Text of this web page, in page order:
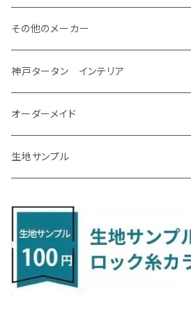
クラウン・マジェスタ
グランエース
コペン
サイ（ＳＡＩ）
H24/4～ 50系後期/160系
シエンタ
H15/9～ 6・7人乗
スープラ
モコ
ラティオ
ラフェスタ
リーフ
H29/10～R7/10 ZE1
R2/3～ B40系/BB系
シビック
シビック タイプアール
シャトル
スーパーONE
H27/4～R4/5 RP1/2/3/4/5
R4/5～ RP6/7/8
ストリーム
H18/7~H26/5 7人乗 RN6/7/8/9
バモス
H31/4～R7/12 50系
H24/6～H29/12 10系
アクア
H23/12～R3/7 NHP10
R3/7～ MXPK系
アベンシス
H23/9～H30/4 270系
アリオン
H23/10～R3/3 260系
アルファード/ヴェルファイアＨＶ
H27/1～R5/6 30系
R5/6～ 40系
H24/4～29/10 20系
ヴィッツ
H22/12～R2/3 130系
ヴォクシー
R6/5～ 6人乗 TAWH15W
H18/9～H29/10
ＬＳ６００ｈ
H19/5～H29/10
ＬＳ５００/ＬＳ５００ｈ
H29/10～
ＬＸ
H27/9～R3/10 URJ201W
ＮＸ
R3/11～ 20系
H26/10～
ＲＸ
H27/10～R4/7 20系5人乗
ＵＸ
R4/7～ T33
H22/8～R8/7 E52
R8/7～ E53
オーラ
R3/8～ E13
ＮＶ３５０キャラバン
H24/6～ E26 3人乗
H24/6～ E26 5・6人乗
キューブ
H14/10～R2/3 Z11・Z12
キックス
R2/6~R8/6 15系(e-POWER)
R8/6～ 16系
H11/6～H16/10 Y34
サクラ
R4/5～ B6AW
シーマ
R4/9～ GU系
サンバーバン/ディアス
H11/2～H24/2 TV系
H24/4～R4/1 S3系
サンバートラック
H24/2～H26/9 S200系
H26/9～ S500系
シフォン
H28/12～R1/7 LA600/610
ジャスティ
H23/5～ LA100系
ソルテラ
R4/5~ XEAM10X・YEAM15X
ディアスワゴン
R1/9～ DJ系
ＭＡＺＤＡ３
R1/5～ BP系
ＭＡＺＤＡ６
R1/8～ GJ系
ＭＸ－３０
R2/10～ DREJ3P
アクセラ/アクセラ・スポーツ
H24/11～R1/8 GJ系
キャロル
H27/1～ HB36/37/97S
キャロルエコ
R2/9～ S403/413V
グランマックストラック
R2/9～ S403/413P
コペン
H14/6～ L880/LA400K
タフト
R2/6～ LA900/910S
タント
R1/7～ LA650/660
H28/11～ M900系
ハイゼット・キャディー
H28/6～R3/9 LA700V
ハイゼット・カーゴ
R3/12～ HA37/97S
H20/11～ HE22/33S
アルトラパンLC
R4/6～ HE33S
イグニス
H28/2～ FF21S
エスクード
H17/5～H27/10 TA/TD系
エブリィ
H13/9～ DA系
クロスビー(XBEE)
H29/12～R7/10 MN71S
ジムニー
H26/2～ B11A/B30系
ｅｋワゴン
H25/6～ B11W/B30系
ｅｋカスタム/ｅｋクロス
H25/6～H31/3 ｅｋカスタム
H31/3～ ｅｋクロス
ekクロスEV
R4/6～ B5AW
アイミーブ
H24/10～R2/12 GF系
アウトランダーＰＨＥＶ
H25/1～ GG/GN系 5人乗
エクリプスクロス/エクリプスクロスPHEV
H30/8～R4/12 RW1/2・RT5/6 5人乗り
H22/2～29/1 ZF1・ZF2
NBOX/NBOXカスタム
H23/12～H29/9 JF1/2
H29/9～R5/10 JF3/4
NBOXプラス/NBOXプラスカスタム
H24/7～H29/8 JF1/2
NBOXスラッシュ
H26/12～R2/2 JF1/2
NBOXジョイ
H24/11～R2/3 JG1・JG2
R2/11～ JG3・JG4
N-ONE e:
R7/9~ JG5
N-VAN
H24/10～R3/3 AA系
アルテオン
H29/10～ ３HD系
ゴルフ
H25/4～R3/4 AU系
R3/6～ CDD系
H16/4～28/1 １T系 トゥラン
シャラン
H23/2～ 7N系
Tクロス
R2/7～ A1D系
ティグアン
H20/9～H29/1 5NC系
トゥアレグ
Ａクラス
H24/11～30/10
H30/10～
Ｂクラス
H24/4～R1/6
Ｃクラス
H26/7～R4/2
ＣＬＡクラス
H27/6～R1/8
ＣＬＳクラス
H30/6～
Ｅクラス
その他のメーカー
MINI
MINIクロスオーバー
神戸タータン インテリア
ラグマット
ラグマットセカンド（L）
ラグマットミニ（S）
オーダーメイド
生地サンプル